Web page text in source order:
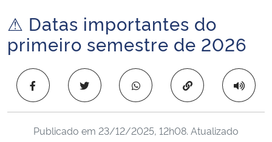
Ministério da Infraestrutura
Ministério da Educação
Ministério da Cidadania
Início do conteúdo
⚠ Datas importantes do
primeiro semestre de 2026
Copiar para área
Publicado em 23/12/2025, 12h08. Atualizado